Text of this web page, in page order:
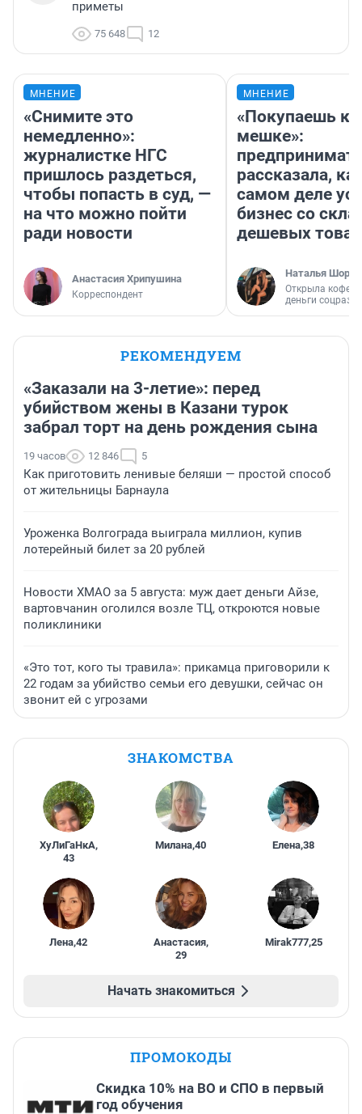
приметы
75 648 12
МНЕНИЕ
«Снимите это
немедленно»:
журналистке НГС
пришлось раздеться,
чтобы попасть в суд, —
на что можно пойти
ради новости
Анастасия Хрипушина
Корреспондент
МНЕНИЕ
«Покупаешь
мешке»:
рассказала,
самом деле
бизнес со
дешевых
Наталья
Открыла
деньги
РЕКОМЕНДУЕМ
«Заказали на 3-летие»: перед
убийством жены в Казани турок
забрал торт на день рождения сына
19 часов 12 846 5
Как приготовить ленивые беляши — простой способ
от жительницы Барнаула
Уроженка Волгограда выиграла миллион, купив
лотерейный билет за 20 рублей
Новости ХМАО за 5 августа: муж дает деньги Айзе,
вартовчанин оголился возле ТЦ, откроются новые
поликлиники
«Это тот, кого ты травила»: прикамца приговорили к
22 годам за убийство семьи его девушки, сейчас он
звонит ей с угрозами
ЗНАКОМСТВА
ХуЛиГаНкА,
43
Милана,40 Елена,38
Лена,42 Анастасия,
29
Mirak777,25
Начать знакомиться
ПРОМОКОДЫ
Скидка 10% на ВО и СПО в первый
год обучения